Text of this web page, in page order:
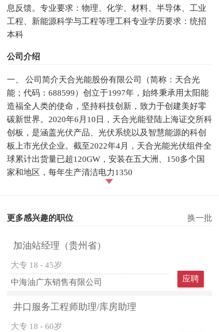
息反馈。专业要求：物理、化学、材料、半导体、工业
工程、新能源科学与工程等理工科专业学历要求：统招
本科
公司介绍
一、 公司简介天合光能股份有限公司（简称：天合光
能；代码：688599）创立于1997年，始终秉承用太阳能
造福全人类的使命，坚持科技创新，致力于创建美好零
碳新世界。2020年6月10日，天合光能登陆上海证交所科
创板，是涵盖光伏产品、光伏系统以及智慧能源的科创
板上市光伏企业。截至2022年4月，天合光能光伏组件全
球累计出货量已超120GW，安装在五大洲、150多个国
家和地区，每年生产清洁电力1350
更多感兴趣的职位 换一批
加油站经理（贵州省）
大专 18 - 45岁
中海油广东销售有限公司
应聘
井口服务工程师助理/库房助理
大专 18 - 60岁